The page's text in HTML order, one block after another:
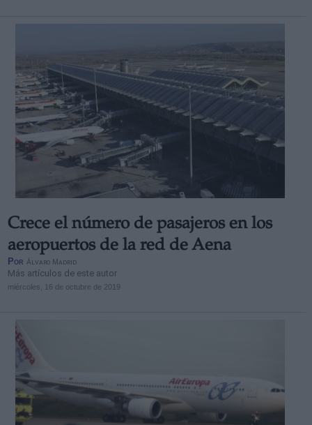
Crece el número de pasajeros en los
aeropuertos de la red de Aena
Por Álvaro Madrid
Más artículos de este autor
miércoles, 16 de octubre de 2019